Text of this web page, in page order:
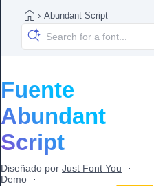
› Abundant Script
Fuente
Abundant
Script
Diseñado por Just Font You
Demo